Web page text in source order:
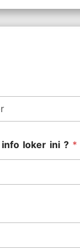
info loker ini ? *